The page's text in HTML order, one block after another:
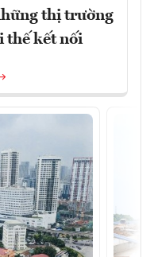
thị trường
thế kết nối